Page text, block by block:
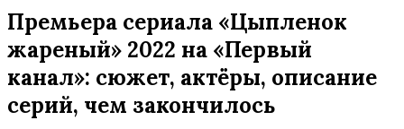
Премьера сериала «Цыпленок
жареный» 2022 на «Первый
канал»: сюжет, актёры, описание
серий, чем закончилось